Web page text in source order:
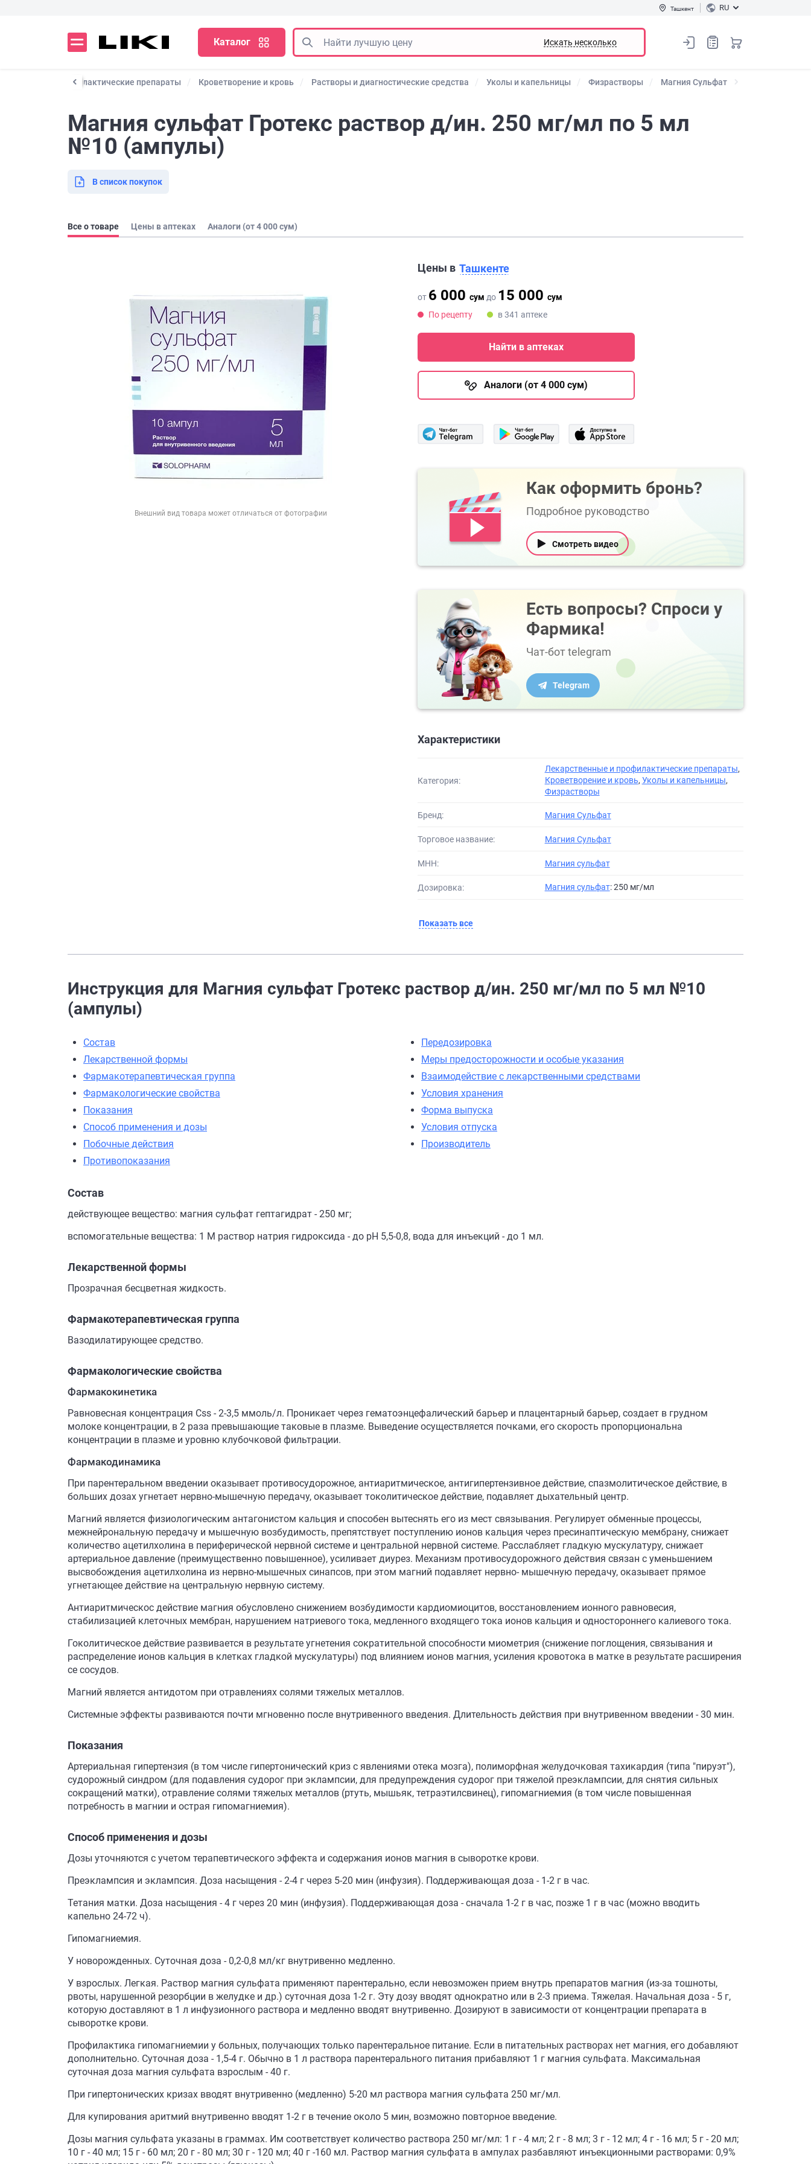
Ташкент RU
Каталог Искать несколько
и профилактические препараты Кроветворение и кровь Растворы и диагностические средства Уколы и капельницы Физрастворы Магния Сульфат
Магния сульфат Гротекс раствор д/ин. 250 мг/мл по 5 мл
№10 (ампулы)
В список покупок
Все о товаре Цены в аптеках Аналоги (от 4 000 сум)
Внешний вид товара может отличаться от фотографии
Цены в Ташкенте
от 6 000 сум до 15 000 сум
По рецепту
в 341 аптеке
Найти в аптеках
Аналоги (от 4 000 сум)
Как оформить бронь?
Подробное руководство
Смотреть видео
Есть вопросы? Спроси у
Фармика!
Чат-бот telegram
Telegram
Характеристики
Категория:
Лекарственные и профилактические препараты,
Кроветворение и кровь, Уколы и капельницы,
Физрастворы
Бренд: Магния Сульфат
Торговое название: Магния Сульфат
МНН: Магния сульфат
Дозировка: Магния сульфат: 250 мг/мл
Показать все
Инструкция для Магния сульфат Гротекс раствор д/ин. 250 мг/мл по 5 мл №10
(ампулы)
Состав
Лекарственной формы
Фармакотерапевтическая группа
Фармакологические свойства
Показания
Способ применения и дозы
Побочные действия
Противопоказания
Передозировка
Меры предосторожности и особые указания
Взаимодействие с лекарственными средствами
Условия хранения
Форма выпуска
Условия отпуска
Производитель
Состав
действующее вещество: магния сульфат гептагидрат - 250 мг;
вспомогательные вещества: 1 М раствор натрия гидроксида - до pH 5,5-0,8, вода для инъекций - до 1 мл.
Лекарственной формы
Прозрачная бесцветная жидкость.
Фармакотерапевтическая группа
Вазодилатирующее средство.
Фармакологические свойства
Фармакокинетика
Равновесная концентрация Css - 2-3,5 ммоль/л. Проникает через гематоэнцефалический барьер и плацентарный барьер, создает в грудном
молоке концентрации, в 2 раза превышающие таковые в плазме. Выведение осуществляется почками, его скорость пропорциональна
концентрации в плазме и уровню клубочковой фильтрации.
Фармакодинамика
При парентеральном введении оказывает противосудорожное, антиаритмическое, антигипертензивное действие, спазмолитическое действие, в
больших дозах угнетает нервно-мышечную передачу, оказывает токолитическое действие, подавляет дыхательный центр.
Магний является физиологическим антагонистом кальция и способен вытеснять его из мест связывания. Регулирует обменные процессы,
межнейрональную передачу и мышечную возбудимость, препятствует поступлению ионов кальция через пресинаптическую мембрану, снижает
количество ацетилхолина в периферической нервной системе и центральной нервной системе. Расслабляет гладкую мускулатуру, снижает
артериальное давление (преимущественно повышенное), усиливает диурез. Механизм противосудорожного действия связан с уменьшением
высвобождения ацетилхолина из нервно-мышечных синапсов, при этом магний подавляет нервно- мышечную передачу, оказывает прямое
угнетающее действие на центральную нервную систему.
Антиаритмическос действие магния обусловлено снижением возбудимости кардиомиоцитов, восстановлением ионного равновесия,
стабилизацией клеточных мембран, нарушением натриевого тока, медленного входящего тока ионов кальция и одностороннего калиевого тока.
Гоколитическое действие развивается в результате угнетения сократительной способности миометрия (снижение поглощения, связывания и
распределение ионов кальция в клетках гладкой мускулатуры) под влиянием ионов магния, усиления кровотока в матке в результате расширения
се сосудов.
Магний является антидотом при отравлениях солями тяжелых металлов.
Системные эффекты развиваются почти мгновенно после внутривенного введения. Длительность действия при внутривенном введении - 30 мин.
Показания
Артериальная гипертензия (в том числе гипертонический криз с явлениями отека мозга), полиморфная желудочковая тахикардия (типа "пируэт"),
судорожный синдром (для подавления судорог при эклампсии, для предупреждения судорог при тяжелой преэклампсии, для снятия сильных
сокращений матки), отравление солями тяжелых металлов (ртуть, мышьяк, тетраэтилсвинец), гипомагниемия (в том числе повышенная
потребность в магнии и острая гипомагниемия).
Способ применения и дозы
Дозы уточняются с учетом терапевтического эффекта и содержания ионов магния в сыворотке крови.
Преэклампсия и эклампсия. Доза насыщения - 2-4 г через 5-20 мин (инфузия). Поддерживающая доза - 1-2 г в час.
Тетания матки. Доза насыщения - 4 г через 20 мин (инфузия). Поддерживающая доза - сначала 1-2 г в час, позже 1 г в час (можно вводить
капельно 24-72 ч).
Гипомагниемия.
У новорожденных. Суточная доза - 0,2-0,8 мл/кг внутривенно медленно.
У взрослых. Легкая. Раствор магния сульфата применяют парентерально, если невозможен прием внутрь препаратов магния (из-за тошноты,
рвоты, нарушенной резорбции в желудке и др.) суточная доза 1-2 г. Эту дозу вводят однократно или в 2-3 приема. Тяжелая. Начальная доза - 5 г,
которую доставляют в 1 л инфузионного раствора и медленно вводят внутривенно. Дозируют в зависимости от концентрации препарата в
сыворотке крови.
Профилактика гипомагниемии у больных, получающих только парентеральное питание. Если в питательных растворах нет магния, его добавляют
дополнительно. Суточная доза - 1,5-4 г. Обычно в 1 л раствора парентерального питания прибавляют 1 г магния сульфата. Максимальная
суточная доза магния сульфата взрослым - 40 г.
При гипертонических кризах вводят внутривенно (медленно) 5-20 мл раствора магния сульфата 250 мг/мл.
Для купирования аритмий внутривенно вводят 1-2 г в течение около 5 мин, возможно повторное введение.
Дозы магния сульфата указаны в граммах. Им соответствует количество раствора 250 мг/мл: 1 г - 4 мл; 2 г - 8 мл; 3 г - 12 мл; 4 г - 16 мл; 5 г - 20 мл;
10 г - 40 мл; 15 г - 60 мл; 20 г - 80 мл; 30 г - 120 мл; 40 г -160 мл. Раствор магния сульфата в ампулах разбавляют инъекционными растворами: 0,9%